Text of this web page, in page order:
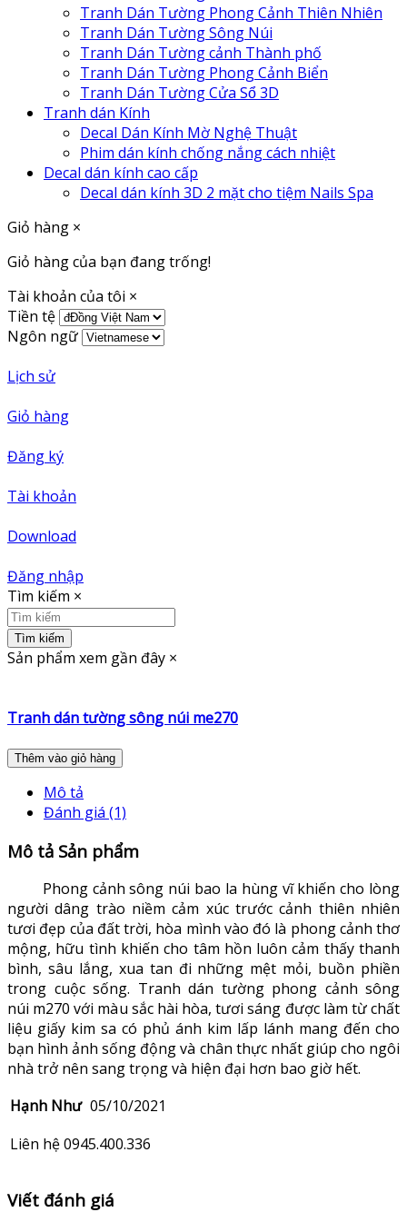
Tranh Dán Tường Phong Cảnh Thiên Nhiên
Tranh Dán Tường Sông Núi
Tranh Dán Tường cảnh Thành phố
Tranh Dán Tường Phong Cảnh Biển
Tranh Dán Tường Cửa Sổ 3D
Tranh dán Kính
Decal Dán Kính Mờ Nghệ Thuật
Phim dán kính chống nắng cách nhiệt
Decal dán kính cao cấp
Decal dán kính 3D 2 mặt cho tiệm Nails Spa
Giỏ hàng ×
Giỏ hàng của bạn đang trống!
Tài khoản của tôi ×
Tiền tệ
Ngôn ngữ
Lịch sử
Giỏ hàng
Đăng ký
Tài khoản
Download
Đăng nhập
Tìm kiếm ×
Tìm kiếm
Sản phẩm xem gần đây ×
Tranh dán tường sông núi me270
Thêm vào giỏ hàng
Mô tả
Đánh giá (1)
Mô tả Sản phẩm
Phong cảnh sông núi bao la hùng vĩ khiến cho lòng
người dâng trào niềm cảm xúc trước cảnh thiên nhiên
tươi đẹp của đất trời, hòa mình vào đó là phong cảnh thơ
mộng, hữu tình khiến cho tâm hồn luôn cảm thấy thanh
bình, sâu lắng, xua tan đi những mệt mỏi, buồn phiền
trong cuộc sống. Tranh dán tường phong cảnh sông
núi m270 với màu sắc hài hòa, tươi sáng được làm từ chất
liệu giấy kim sa có phủ ánh kim lấp lánh mang đến cho
bạn hình ảnh sống động và chân thực nhất giúp cho ngôi
nhà trở nên sang trọng và hiện đại hơn bao giờ hết.
Hạnh Như 05/10/2021
Liên hệ 0945.400.336
Viết đánh giá